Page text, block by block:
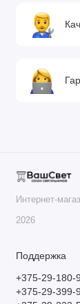
Интернет-
2026
Поддержка
+375-29-180-
+375-29-399-